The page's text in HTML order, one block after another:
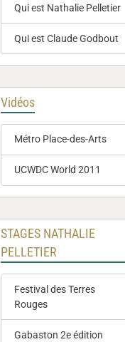
Qui est Nathalie Pelletier
Qui est Claude Godbout
Vidéos
Métro Place-des-Arts
UCWDC World 2011
STAGES NATHALIE
PELLETIER
Festival des Terres
Rouges
Gabaston 2e édition